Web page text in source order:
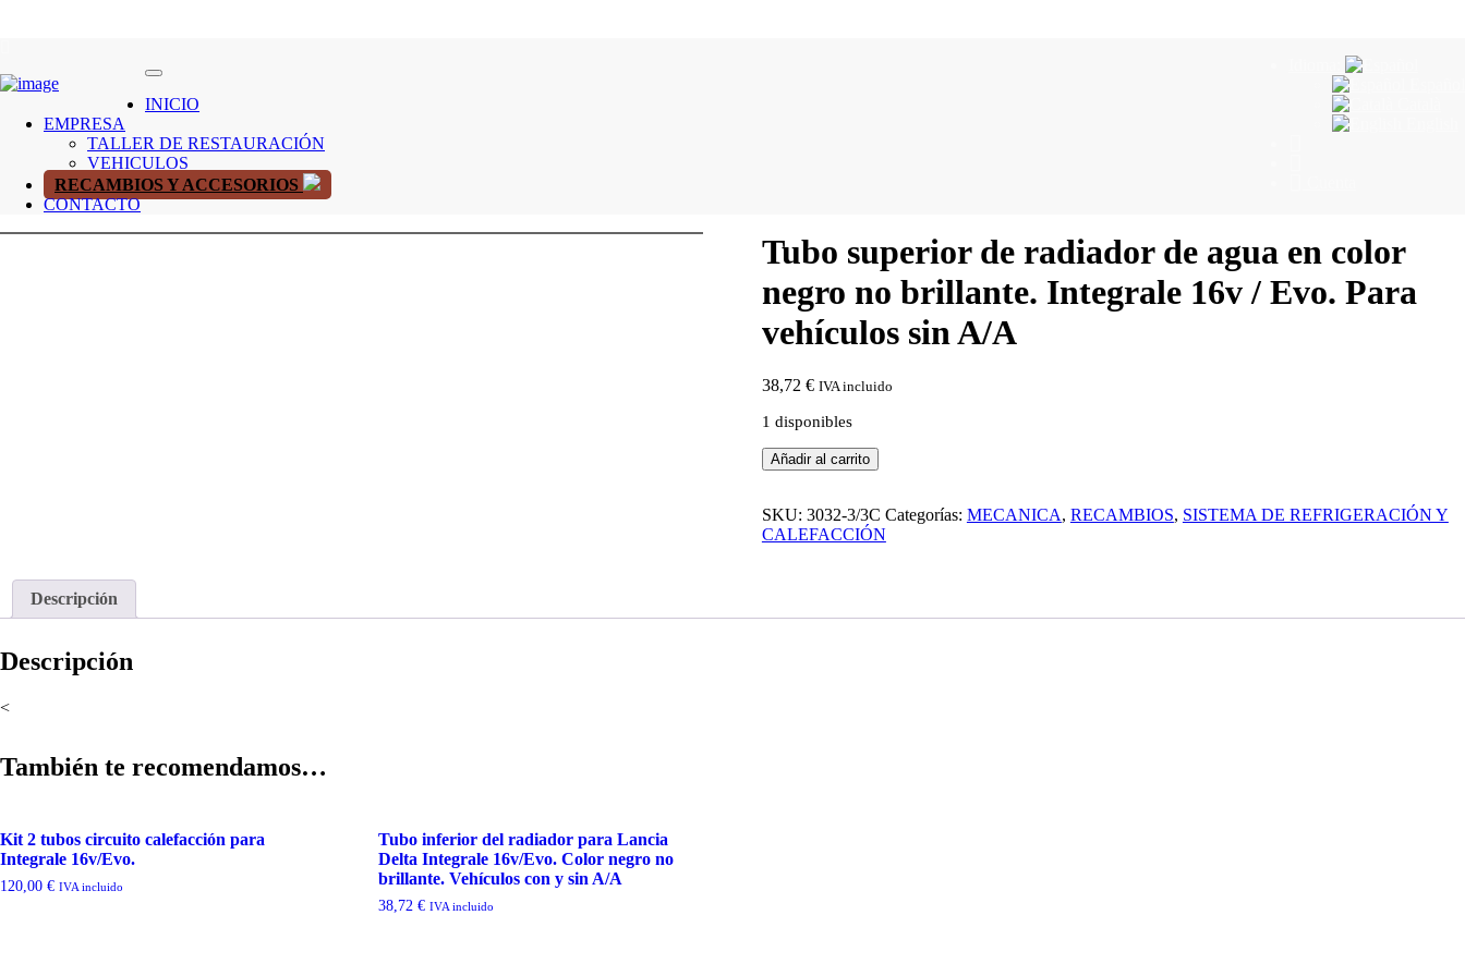
INICIO
EMPRESA
TALLER DE RESTAURACIÓN
VEHICULOS
RECAMBIOS Y ACCESORIOS
CONTACTO
Tubo superior de radiador de agua en color
negro no brillante. Integrale 16v / Evo. Para
vehículos sin A/A
38,72 € IVA incluido
1 disponibles
Tubo
superior
radiador
de
Añadir al carrito
SKU: 3032-3/3C Categorías: MECANICA, RECAMBIOS, SISTEMA DE REFRIGERACIÓN Y
CALEFACCIÓN
Descripción
Descripción
<
También te recomendamos…
Kit 2 tubos circuito calefacción para
Integrale 16v/Evo.
120,00 € IVA incluido
Tubo inferior del radiador para Lancia
Delta Integrale 16v/Evo. Color negro no
brillante. Vehículos con y sin A/A
38,72€ IVA incluido